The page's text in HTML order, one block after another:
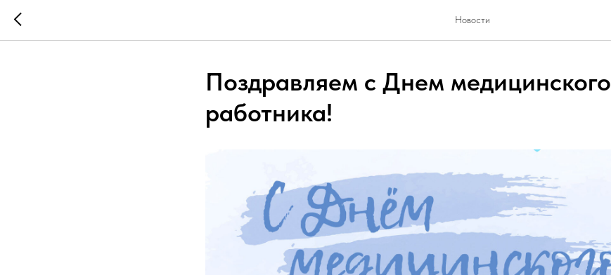
Новости
Поздравляем с Днем медицинского
работника!